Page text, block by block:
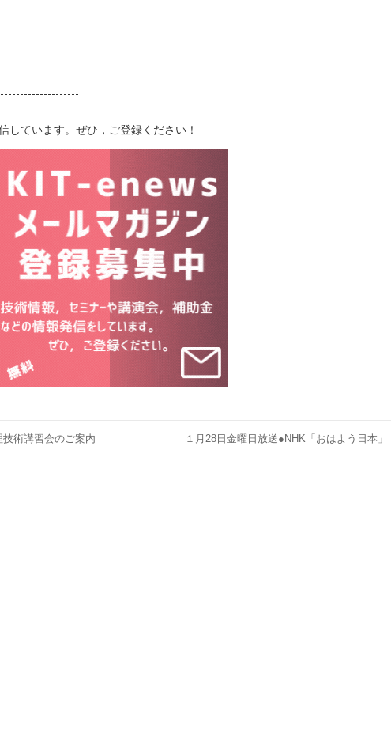
しています。ぜひ，ご登録ください！
技術講習会のご案内 １月28日金曜日放送●NHK「おはよう日本